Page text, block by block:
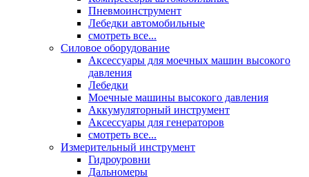
Пневмоинструмент
Лебедки автомобильные
смотреть все...
Силовое оборудование
Аксессуары для моечных машин высокого
давления
Лебедки
Моечные машины высокого давления
Аккумуляторный инструмент
Аксессуары для генераторов
смотреть все...
Измерительный инструмент
Гидроуровни
Дальномеры